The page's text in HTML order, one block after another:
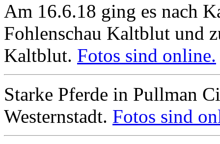
Am 16.6.18 ging es nach
Fohlenschau Kaltblut und
Kaltblut. Fotos sind online.
Starke Pferde in Pullman
Westernstadt. Fotos sind